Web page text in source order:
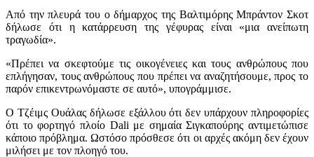
Από την πλευρά του ο δήμαρχος της Βαλτιμόρης Μπράντον Σκοτ
δήλωσε ότι η κατάρρευση της γέφυρας είναι «μια ανείπωτη
τραγωδία».
«Πρέπει να σκεφτούμε τις οικογένειες και τους ανθρώπους που
επλήγησαν, τους ανθρώπους που πρέπει να αναζητήσουμε, προς το
παρόν επικεντρωνόμαστε σε αυτό», υπογράμμισε.
Ο Τζέιμς Ουάλας δήλωσε εξάλλου ότι δεν υπάρχουν πληροφορίες
ότι το φορτηγό πλοίο Dali με σημαία Σιγκαπούρης αντιμετώπισε
κάποιο πρόβλημα. Ωστόσο πρόσθεσε ότι οι αρχές ακόμη δεν έχουν
μιλήσει με τον πλοηγό του.